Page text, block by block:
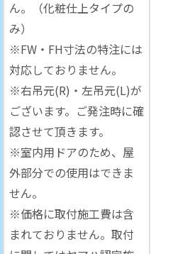
ん。（化粧仕上タイプの
み）
※FW・FH寸法の特注には
対応しておりません。
※右吊元(R)・左吊元(L)が
ございます。ご発注時に確
認させて頂きます。
※室内用ドアのため、屋
外部分での使用はできま
せん。
※価格に取付施工費は含
まれておりません。取付